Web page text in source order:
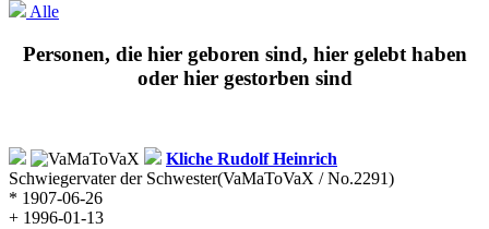
Alle
Personen, die hier geboren sind, hier gelebt haben
oder hier gestorben sind
Kliche Rudolf Heinrich
Schwiegervater der Schwester(VaMaToVaX / No.2291)
* 1907-06-26
+ 1996-01-13